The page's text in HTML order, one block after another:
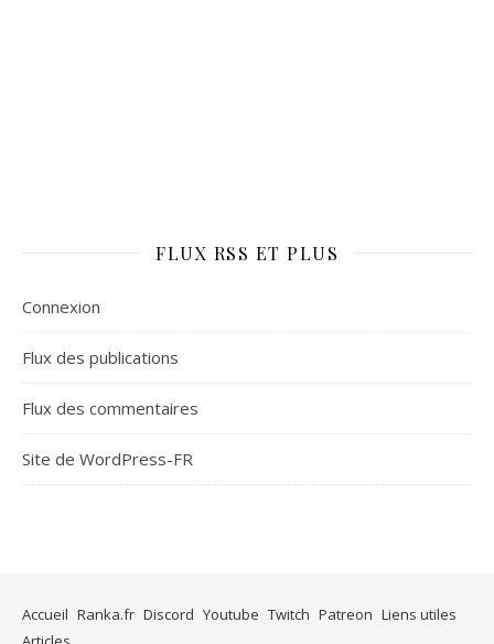
FLUX RSS ET PLUS
Connexion
Flux des publications
Flux des commentaires
Site de WordPress-FR
Accueil Ranka.fr Discord Youtube Twitch Patreon Liens utiles